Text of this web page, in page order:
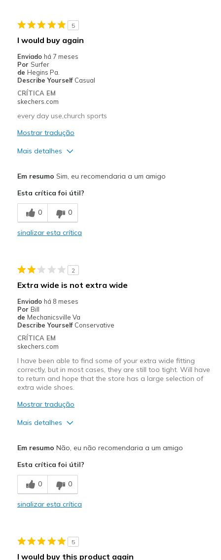
5
I would buy again
Enviado há 7 meses
Por Surfer
de Hegins Pa.
Describe Yourself Casual
CRÍTICA EM
skechers.com
every day use,church sports
Mostrar tradução
Mais detalhes
Comfortable
Melhores utilizações
Casual Wear
View On Shoes
Em resumo Sim, eu recomendaria a um amigo
Esta crítica foi útil?
0 0
sinalizar esta crítica
2
Extra wide is not extra wide
Enviado há 8 meses
Por Bill
de Mechanicsville Va
Describe Yourself Conservative
CRÍTICA EM
skechers.com
I have been able to find some of your extra wide fitting
correctly, but in most cases, they are still too tight. Will have
to return and hope that the store has a large selection of
extra wide shoes.
Mostrar tradução
Mais detalhes
Durable
Stylish
Going Out
Em resumo Não, eu não recomendaria a um amigo
Esta crítica foi útil?
0 0
sinalizar esta crítica
5
I would buy this product again